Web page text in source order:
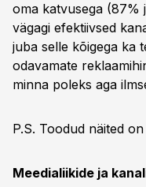
oma katvusega (87%
vägagi efektiivsed
juba selle kõigega ka
odavamate
minna poleks aga
P.S. Toodud näited
Meedialiikide ja